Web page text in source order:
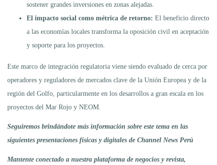
sostener grandes inversiones en zonas alejadas.
El impacto social como métrica de retorno: El beneficio directo
a las economías locales transforma la oposición civil en aceptación
y soporte para los proyectos.
Este marco de integración regulatoria viene siendo evaluado de cerca por
operadores y reguladores de mercados clave de la Unión Europea y de la
región del Golfo, particularmente en los desarrollos a gran escala en los
proyectos del Mar Rojo y NEOM.
Seguiremos brindándote más información sobre este tema en las
siguientes presentaciones físicas y digitales de Channel News Perú
Mantente conectado a nuestra plataforma de negocios y revista,